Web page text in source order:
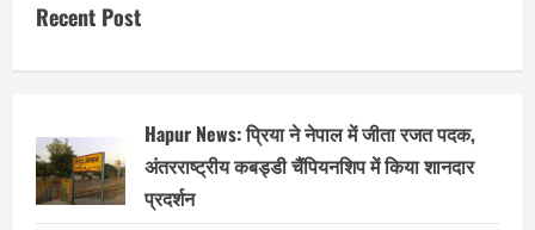
Recent Post
Hapur News: प्रिया ने नेपाल में जीता रजत पदक,
अंतरराष्ट्रीय कबड्डी चैंपियनशिप में किया शानदार
प्रदर्शन